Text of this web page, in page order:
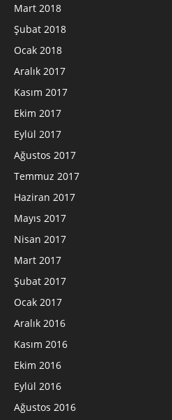
Mart 2018
Şubat 2018
Ocak 2018
Aralık 2017
Kasım 2017
Ekim 2017
Eylül 2017
Ağustos 2017
Temmuz 2017
Haziran 2017
Mayıs 2017
Nisan 2017
Mart 2017
Şubat 2017
Ocak 2017
Aralık 2016
Kasım 2016
Ekim 2016
Eylül 2016
Ağustos 2016